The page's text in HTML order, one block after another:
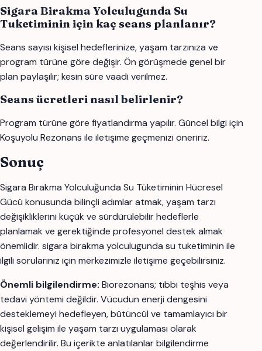
Sigara Birakma Yolculugunda Su
Tuketiminin için kaç seans planlanır?
Seans sayısı kişisel hedeflerinize, yaşam tarzınıza ve
program türüne göre değişir. Ön görüşmede genel bir
plan paylaşılır; kesin süre vaadi verilmez.
Seans ücretleri nasıl belirlenir?
Program türüne göre fiyatlandırma yapılır. Güncel bilgi için
Koşuyolu Rezonans ile iletişime geçmenizi öneririz.
Sonuç
Sigara Bırakma Yolculuğunda Su Tüketiminin Hücresel
Gücü konusunda bilinçli adımlar atmak, yaşam tarzı
değişikliklerini küçük ve sürdürülebilir hedeflerle
planlamak ve gerektiğinde profesyonel destek almak
önemlidir. sigara birakma yolculugunda su tuketiminin ile
ilgili sorularınız için merkezimizle iletişime geçebilirsiniz.
Önemli bilgilendirme: Biorezonans; tıbbi teşhis veya
tedavi yöntemi değildir. Vücudun enerji dengesini
desteklemeyi hedefleyen, bütüncül ve tamamlayıcı bir
kişisel gelişim ile yaşam tarzı uygulaması olarak
değerlendirilir. Bu içerikte anlatılanlar bilgilendirme